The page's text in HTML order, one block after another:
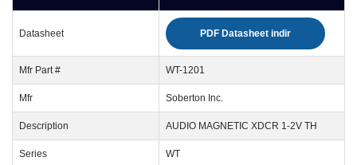
Datasheet PDF Datasheet indir
Mfr Part # WT-1201
Mfr Soberton Inc.
Description AUDIO MAGNETIC XDCR 1-2V TH
Series WT